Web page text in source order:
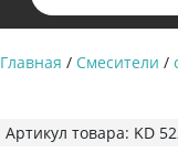
Главная / Смесители /
Артикул товара: KD